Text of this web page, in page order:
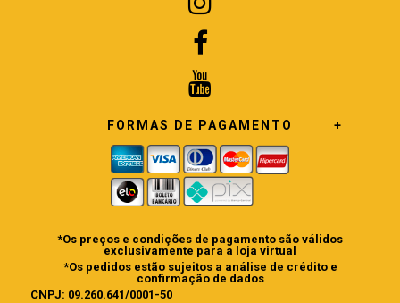
FORMAS DE PAGAMENTO
*Os preços e condições de pagamento são válidos
exclusivamente para a loja virtual
*Os pedidos estão sujeitos a análise de crédito e
confirmação de dados
CNPJ: 09.260.641/0001-50